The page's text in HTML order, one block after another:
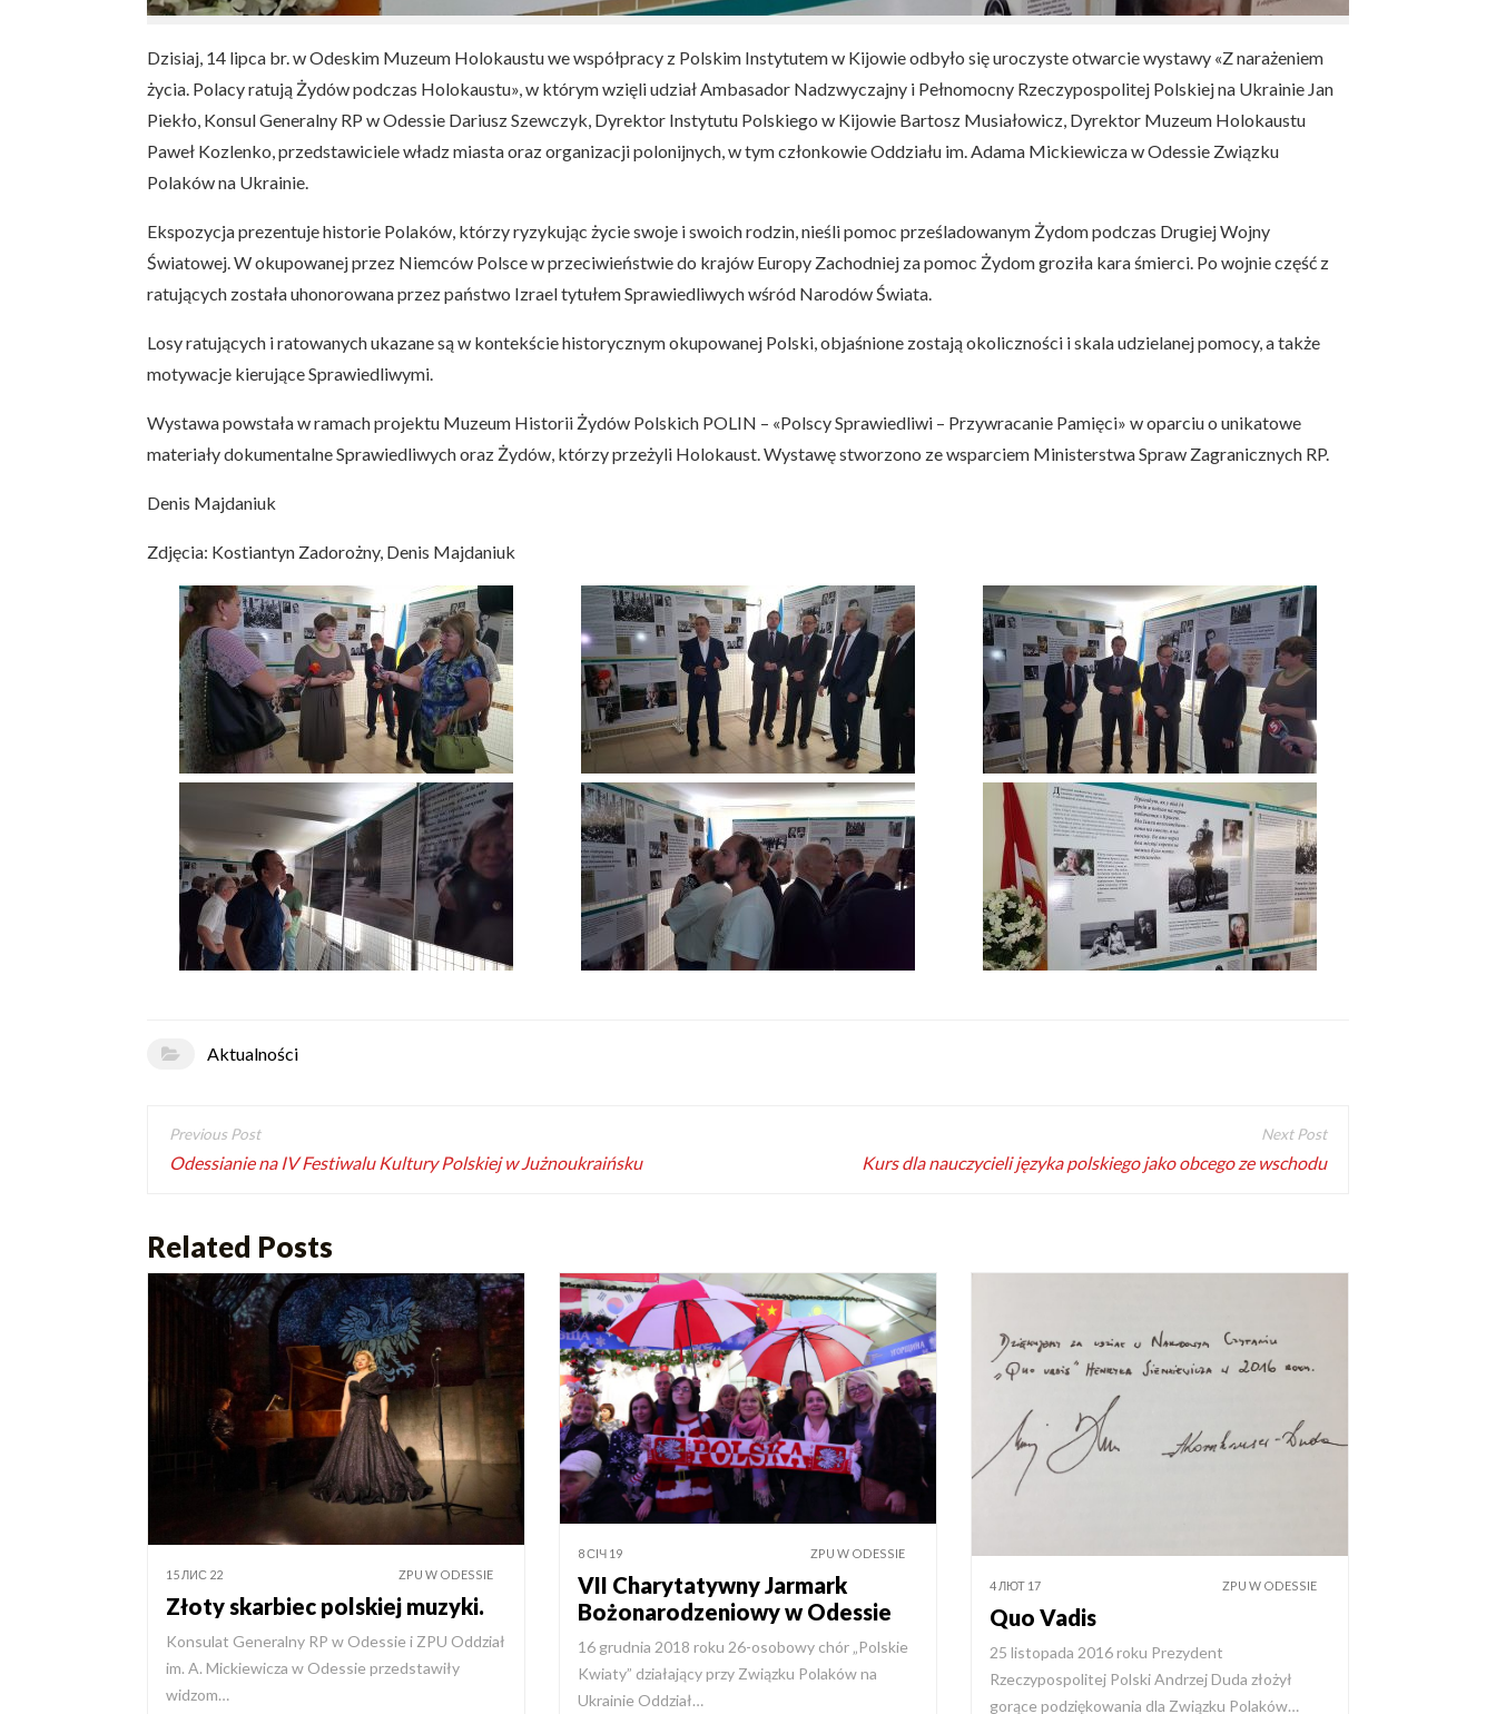
Dzisiaj, 14 lipca br. w Odeskim Muzeum Holokaustu we współpracy z Polskim Instytutem w Kijowie odbyło się uroczyste otwarcie wystawy «Z narażeniem
życia. Polacy ratują Żydów podczas Holokaustu», w którym wzięli udział Ambasador Nadzwyczajny i Pełnomocny Rzeczypospolitej Polskiej na Ukrainie Jan
Piekło, Konsul Generalny RP w Odessie Dariusz Szewczyk, Dyrektor Instytutu Polskiego w Kijowie Bartosz Musiałowicz, Dyrektor Muzeum Holokaustu
Paweł Kozlenko, przedstawiciele władz miasta oraz organizacji polonijnych, w tym członkowie Oddziału im. Adama Mickiewicza w Odessie Związku
Polaków na Ukrainie.
Ekspozycja prezentuje historie Polaków, którzy ryzykując życie swoje i swoich rodzin, nieśli pomoc prześladowanym Żydom podczas Drugiej Wojny
Światowej. W okupowanej przez Niemców Polsce w przeciwieństwie do krajów Europy Zachodniej za pomoc Żydom groziła kara śmierci. Po wojnie część z
ratujących została uhonorowana przez państwo Izrael tytułem Sprawiedliwych wśród Narodów Świata.
Losy ratujących i ratowanych ukazane są w kontekście historycznym okupowanej Polski, objaśnione zostają okoliczności i skala udzielanej pomocy, a także
motywacje kierujące Sprawiedliwymi.
Wystawa powstała w ramach projektu Muzeum Historii Żydów Polskich POLIN – «Polscy Sprawiedliwi – Przywracanie Pamięci» w oparciu o unikatowe
materiały dokumentalne Sprawiedliwych oraz Żydów, którzy przeżyli Holokaust. Wystawę stworzono ze wsparciem Ministerstwa Spraw Zagranicznych RP.
Denis Majdaniuk
Zdjęcia: Kostiantyn Zadorożny, Denis Majdaniuk
Aktualności
Odessianie na IV Festiwalu Kultury Polskiej w Jużnoukraińsku Kurs dla nauczycieli języka polskiego jako obcego ze wschodu
Related Posts
15 ЛИС 22 ZPU W ODESSIE
Złoty skarbiec polskiej muzyki.
Konsulat Generalny RP w Odessie i ZPU Oddział
im. A. Mickiewicza w Odessie przedstawiły
widzom…
8 СІЧ 19 ZPU W ODESSIE
VII Charytatywny Jarmark
Bożonarodzeniowy w Odessie
16 grudnia 2018 roku 26-osobowy chór „Polskie
Kwiaty” działający przy Związku Polaków na
Ukrainie Oddział…
4 ЛЮТ 17 ZPU W ODESSIE
Quo Vadis
25 listopada 2016 roku Prezydent
Rzeczypospolitej Polski Andrzej Duda złożył
gorące podziękowania dla Związku Polaków…